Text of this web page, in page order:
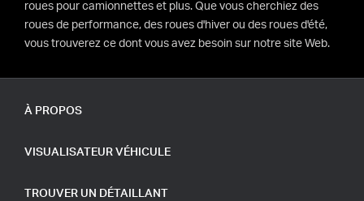
À PROPOS
VISUALISATEUR VÉHICULE
TROUVER UN DÉTAILLANT
roues pour camionnettes et plus. Que vous cherchiez des
roues de performance, des roues d'hiver ou des roues d'été,
vous trouverez ce dont vous avez besoin sur notre site Web.